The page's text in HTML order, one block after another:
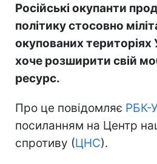
Російські окупанти
політику стосовно
окупованих територіях
хоче розширити свій
ресурс.
Про це повідомляє РБК-
посиланням на Центр
спротиву (ЦНС).